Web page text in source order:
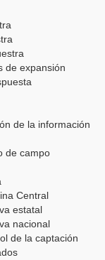
de expansión
de la información
de campo
Central
estatal
nacional
de la captación